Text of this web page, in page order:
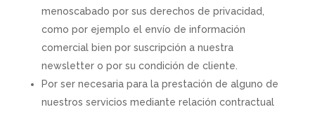
menoscabado por sus derechos de privacidad,
como por ejemplo el envío de información
comercial bien por suscripción a nuestra
newsletter o por su condición de cliente.
Por ser necesaria para la prestación de alguno de
nuestros servicios mediante relación contractual